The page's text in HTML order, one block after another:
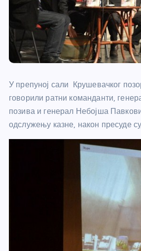
У препуној сали Крушевачког
говорили ратни команданти,
позива и генерал Небојша
одслужењу казне, након пресуде